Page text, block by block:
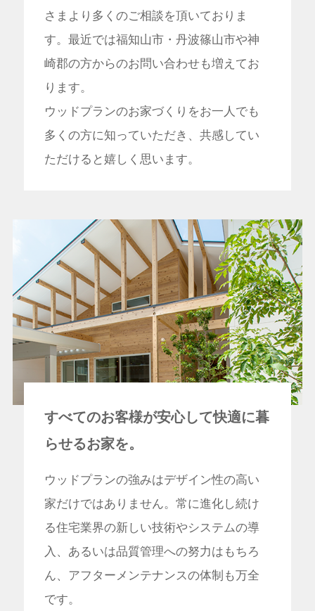
さまより多くのご相談を頂いておりま
す。最近では福知山市・丹波篠山市や神
崎郡の方からのお問い合わせも増えてお
ります。
ウッドプランのお家づくりをお一人でも
多くの方に知っていただき、共感してい
ただけると嬉しく思います。
すべてのお客様が安心して快適に暮
らせるお家を。
ウッドプランの強みはデザイン性の高い
家だけではありません。常に進化し続け
る住宅業界の新しい技術やシステムの導
入、あるいは品質管理への努力はもちろ
ん、アフターメンテナンスの体制も万全
です。